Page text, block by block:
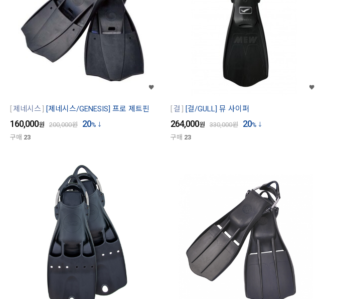
제네시스 [제네시스/GENESIS] 프로 제트핀
160,000원 200,000원 20%
구매 23
걸 [걸/GULL] 뮤 사이퍼
264,000원 330,000원 20%
구매 23